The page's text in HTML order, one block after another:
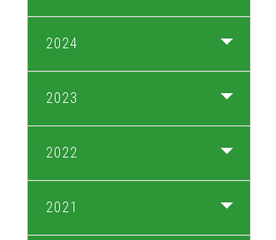
2024
2023
2022
2021